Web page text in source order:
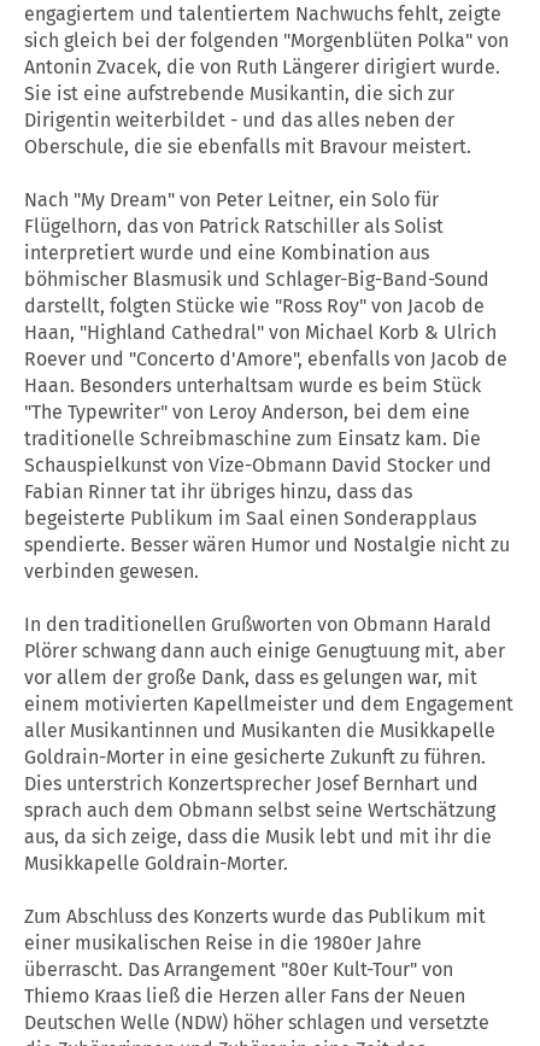
engagiertem und talentiertem Nachwuchs fehlt, zeigte
sich gleich bei der folgenden "Morgenblüten Polka" von
Antonin Zvacek, die von Ruth Längerer dirigiert wurde.
Sie ist eine aufstrebende Musikantin, die sich zur
Dirigentin weiterbildet - und das alles neben der
Oberschule, die sie ebenfalls mit Bravour meistert.
Nach "My Dream" von Peter Leitner, ein Solo für
Flügelhorn, das von Patrick Ratschiller als Solist
interpretiert wurde und eine Kombination aus
böhmischer Blasmusik und Schlager-Big-Band-Sound
darstellt, folgten Stücke wie "Ross Roy" von Jacob de
Haan, "Highland Cathedral" von Michael Korb & Ulrich
Roever und "Concerto d'Amore", ebenfalls von Jacob de
Haan. Besonders unterhaltsam wurde es beim Stück
"The Typewriter" von Leroy Anderson, bei dem eine
traditionelle Schreibmaschine zum Einsatz kam. Die
Schauspielkunst von Vize-Obmann David Stocker und
Fabian Rinner tat ihr übriges hinzu, dass das
begeisterte Publikum im Saal einen Sonderapplaus
spendierte. Besser wären Humor und Nostalgie nicht zu
verbinden gewesen.
In den traditionellen Grußworten von Obmann Harald
Plörer schwang dann auch einige Genugtuung mit, aber
vor allem der große Dank, dass es gelungen war, mit
einem motivierten Kapellmeister und dem Engagement
aller Musikantinnen und Musikanten die Musikkapelle
Goldrain-Morter in eine gesicherte Zukunft zu führen.
Dies unterstrich Konzertsprecher Josef Bernhart und
sprach auch dem Obmann selbst seine Wertschätzung
aus, da sich zeige, dass die Musik lebt und mit ihr die
Musikkapelle Goldrain-Morter.
Zum Abschluss des Konzerts wurde das Publikum mit
einer musikalischen Reise in die 1980er Jahre
überrascht. Das Arrangement "80er Kult-Tour" von
Thiemo Kraas ließ die Herzen aller Fans der Neuen
Deutschen Welle (NDW) höher schlagen und versetzte